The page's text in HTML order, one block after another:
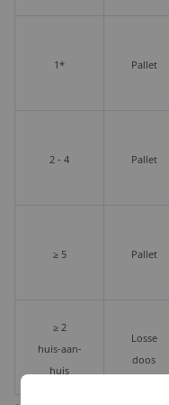
1* Pallet
2 - 4 Pallet
≥ 5 Pallet
≥ 2
huis-aan-
huis
Losse
doos